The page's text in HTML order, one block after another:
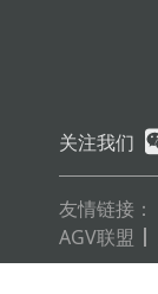
关注我们
友情链接：
AGV联盟